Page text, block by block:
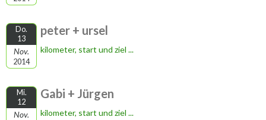
Do.
13
Nov.
2014
peter + ursel
kilometer, start und ziel ...
Mi.
12
Nov.
Gabi + Jürgen
kilometer, start und ziel ...